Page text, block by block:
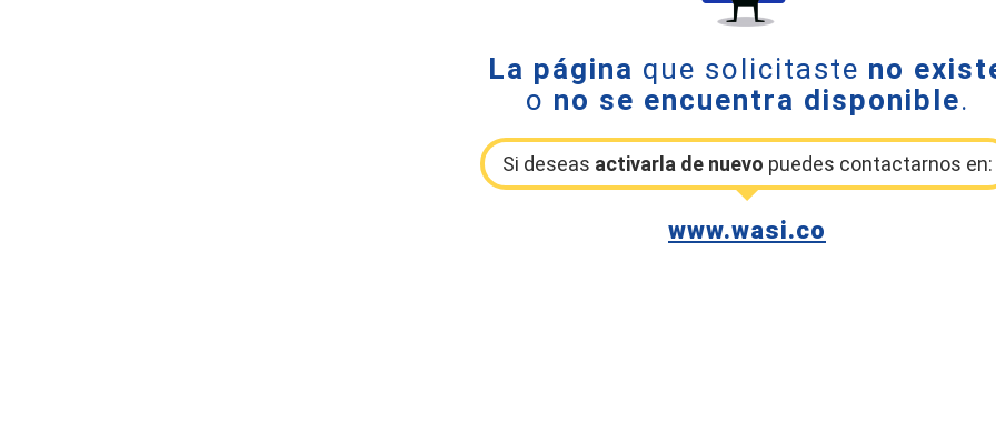
La página que solicitaste no
o no se encuentra disponible.
Si deseas activarla de nuevo puedes contactarnos en:
www.wasi.co